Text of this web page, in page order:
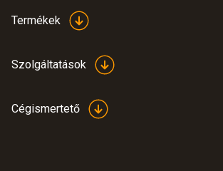
Termékek
Szolgáltatások
Cégismertető